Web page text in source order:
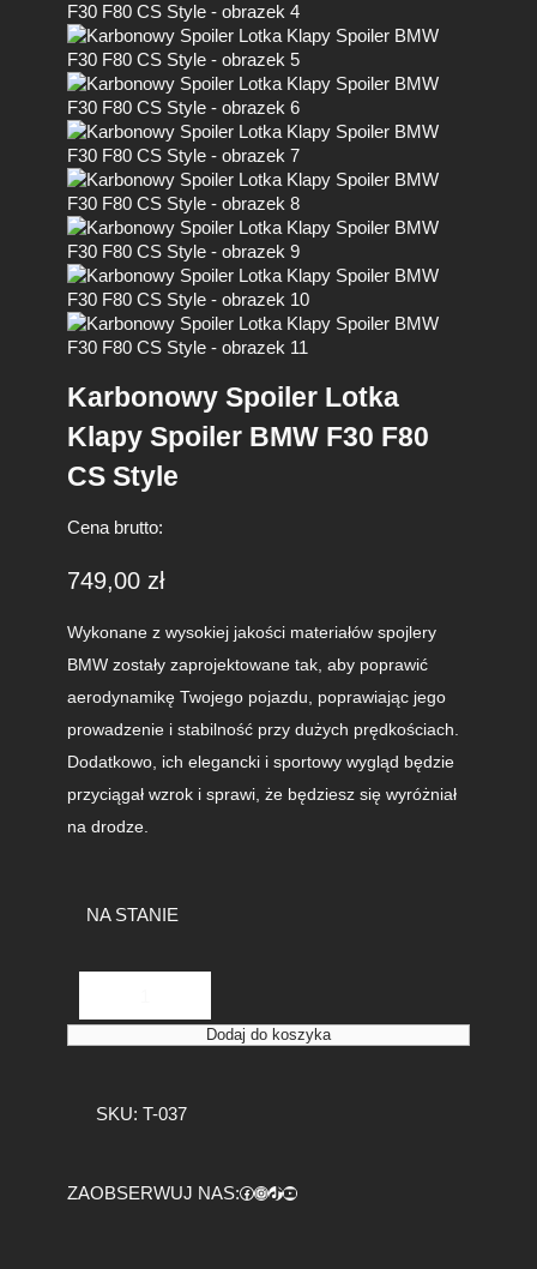
Karbonowy Spoiler Lotka
Klapy Spoiler BMW F30 F80
CS Style
Cena brutto:
749,00 zł
Wykonane z wysokiej jakości materiałów spojlery
BMW zostały zaprojektowane tak, aby poprawić
aerodynamikę Twojego pojazdu, poprawiając jego
prowadzenie i stabilność przy dużych prędkościach.
Dodatkowo, ich elegancki i sportowy wygląd będzie
przyciągał wzrok i sprawi, że będziesz się wyróżniał
na drodze.
NA STANIE
o
o
Dodaj do koszyka
SKU: T-037
ZAOBSERWUJ NAS:Facebook https://www.instagram.com/tuningbaza.pl https://www.tiktok.com/@tuningbaza.pl YouTube